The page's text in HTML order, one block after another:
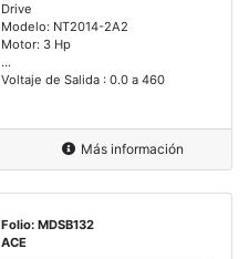
Drive
Modelo: NT2014-2A2
Motor: 3 Hp
...
Voltaje de Salida : 0.0 a 460
Más información
Folio: MDSB132
ACE